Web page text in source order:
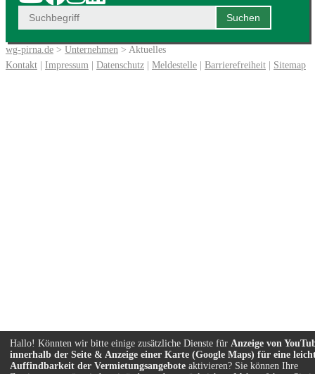
wg-pirna.de > Unternehmen > Aktuelles
Kontakt | Impressum | Datenschutz | Meldestelle | Barrierefreiheit | Sitemap
Hallo! Könnten wir bitte einige zusätzliche Dienste für Anzeige von
innerhalb der Seite & Anzeige einer Karte (Google Maps) für eine
Auffindbarkeit der Vermietungsangebote aktivieren? Sie können Ihre